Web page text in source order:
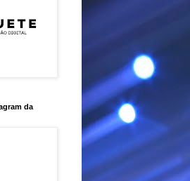
da